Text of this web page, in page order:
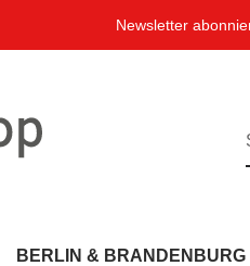
Newsletter
BERLIN & BRANDENBURG